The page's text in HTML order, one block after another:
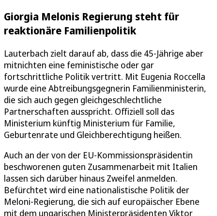
Giorgia Melonis Regierung steht für
reaktionäre Familienpolitik
Lauterbach zielt darauf ab, dass die 45-Jährige aber
mitnichten eine feministische oder gar
fortschrittliche Politik vertritt. Mit Eugenia Roccella
wurde eine Abtreibungsgegnerin Familienministerin,
die sich auch gegen gleichgeschlechtliche
Partnerschaften ausspricht. Offiziell soll das
Ministerium künftig Ministerium für Familie,
Geburtenrate und Gleichberechtigung heißen.
Auch an der von der EU-Kommissionspräsidentin
beschworenen guten Zusammenarbeit mit Italien
lassen sich darüber hinaus Zweifel anmelden.
Befürchtet wird eine nationalistische Politik der
Meloni-Regierung, die sich auf europäischer Ebene
mit dem ungarischen Ministerpräsidenten Viktor